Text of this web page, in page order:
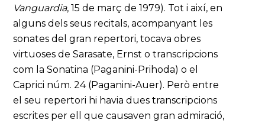
Vanguardia, 15 de març de 1979). Tot i així, en
alguns dels seus recitals, acompanyant les
sonates del gran repertori, tocava obres
virtuoses de Sarasate, Ernst o transcripcions
com la Sonatina (Paganini-Prihoda) o el
Caprici núm. 24 (Paganini-Auer). Però entre
el seu repertori hi havia dues transcripcions
escrites per ell que causaven gran admiració,